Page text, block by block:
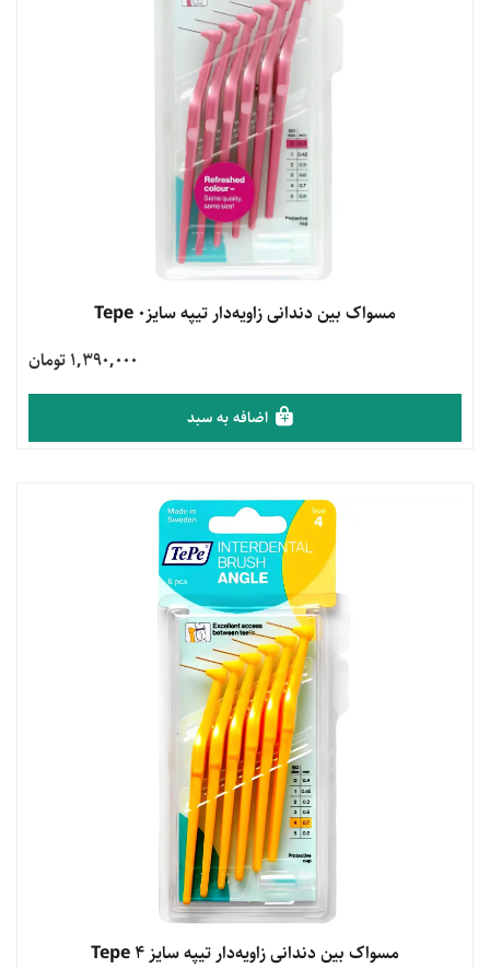
مشاهده محصولمسواک بین دندانی زاویه‌دار تیپه سایز0 Tepe
1,390,000 تومان
اضافه به سبد
مشاهده محصولمسواک بین دندانی زاویه‌دار تیپه سایز 4 Tepe